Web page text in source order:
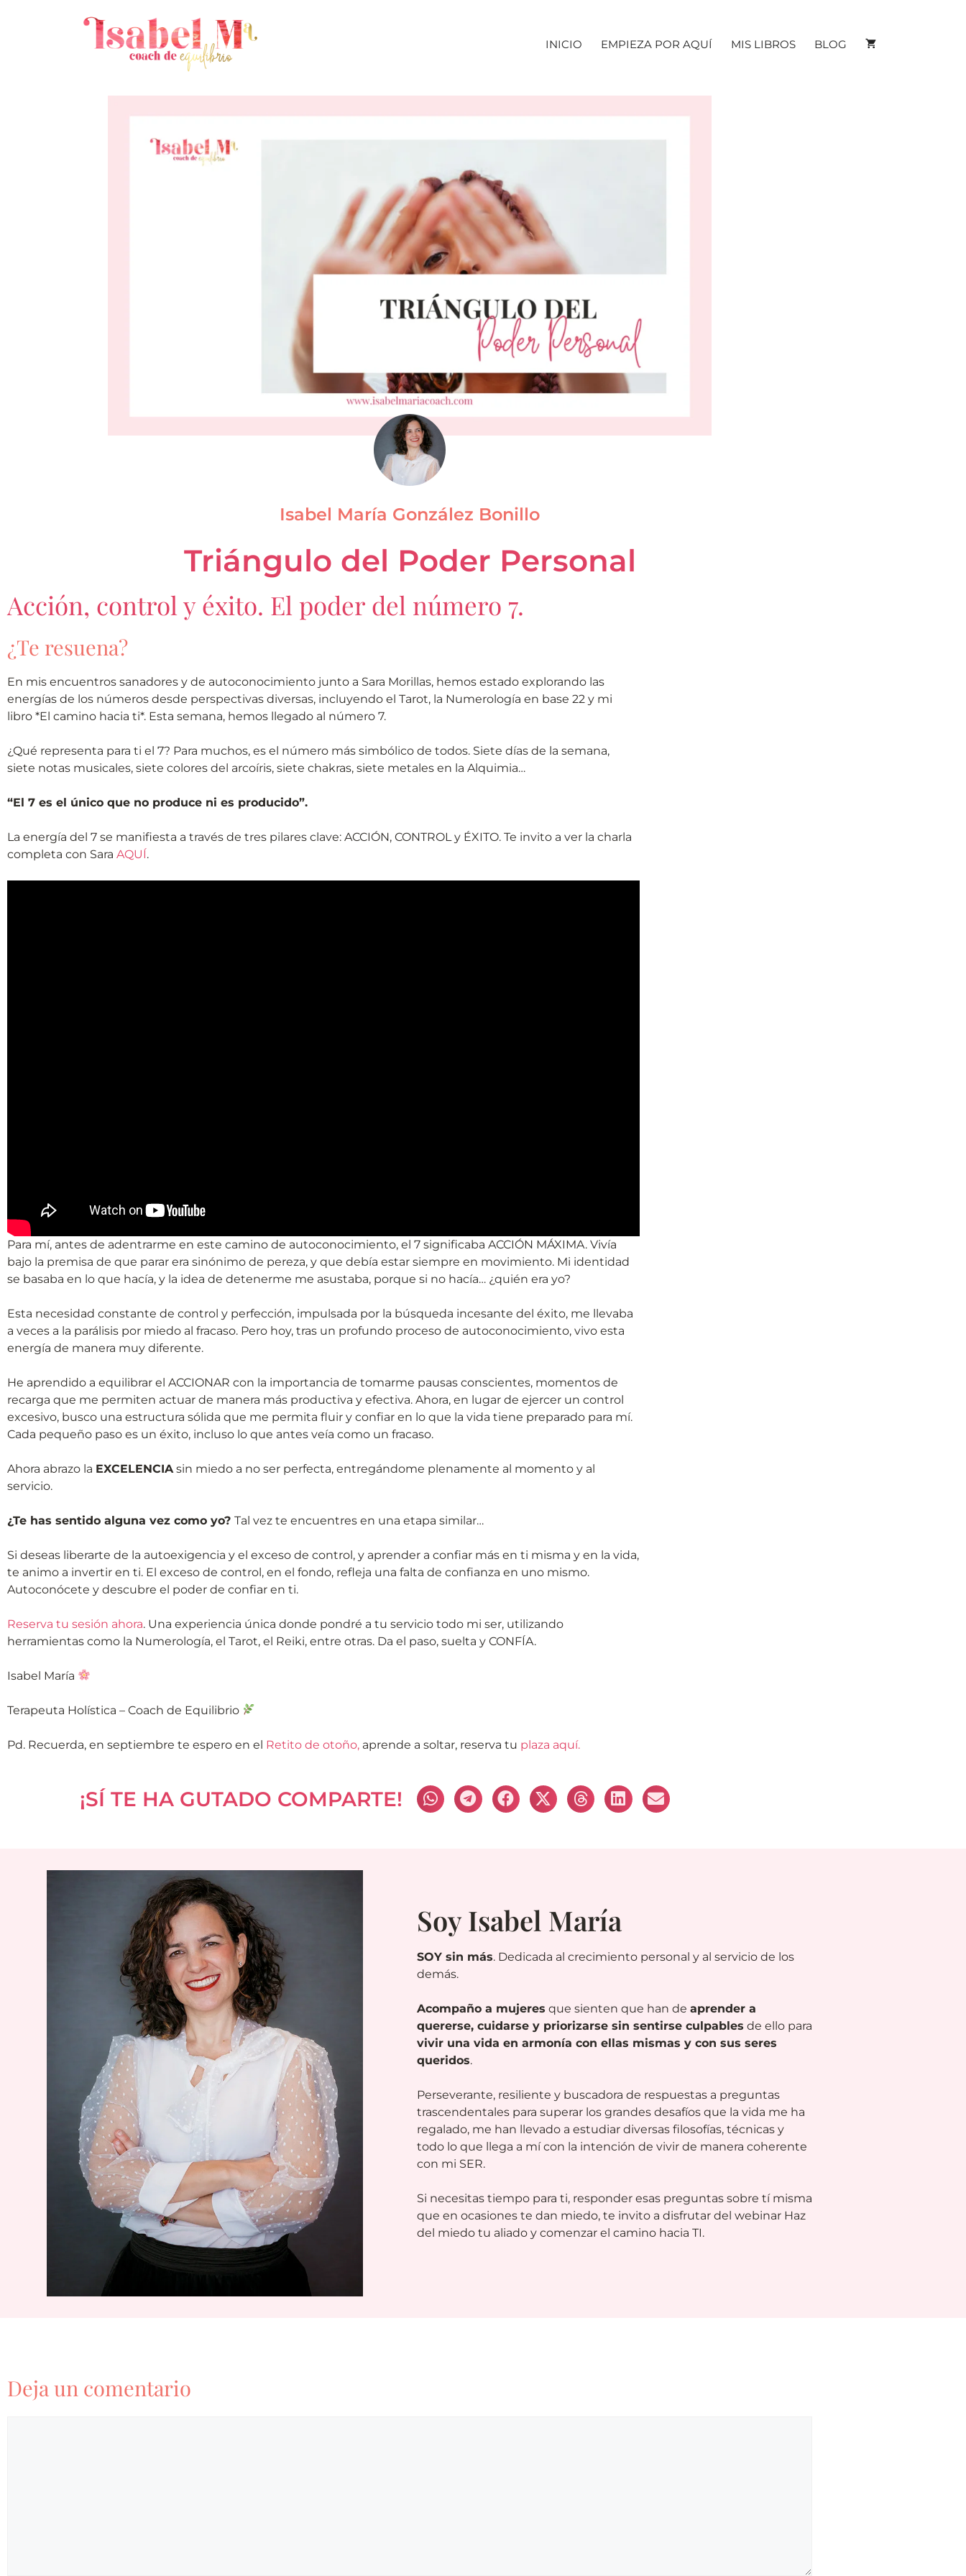
INICIO EMPIEZA POR AQUÍ MIS LIBROS BLOG
Isabel María González Bonillo
Triángulo del Poder Personal
Acción, control y éxito. El poder del número 7.
¿Te resuena?
En mis encuentros sanadores y de autoconocimiento junto a Sara Morillas, hemos estado explorando las
energías de los números desde perspectivas diversas, incluyendo el Tarot, la Numerología en base 22 y mi
libro *El camino hacia ti*. Esta semana, hemos llegado al número 7.
¿Qué representa para ti el 7? Para muchos, es el número más simbólico de todos. Siete días de la semana,
siete notas musicales, siete colores del arcoíris, siete chakras, siete metales en la Alquimia…
“El 7 es el único que no produce ni es producido”.
La energía del 7 se manifiesta a través de tres pilares clave: ACCIÓN, CONTROL y ÉXITO. Te invito a ver la charla
completa con Sara AQUÍ.
Para mí, antes de adentrarme en este camino de autoconocimiento, el 7 significaba ACCIÓN MÁXIMA. Vivía
bajo la premisa de que parar era sinónimo de pereza, y que debía estar siempre en movimiento. Mi identidad
se basaba en lo que hacía, y la idea de detenerme me asustaba, porque si no hacía… ¿quién era yo?
Esta necesidad constante de control y perfección, impulsada por la búsqueda incesante del éxito, me llevaba
a veces a la parálisis por miedo al fracaso. Pero hoy, tras un profundo proceso de autoconocimiento, vivo esta
energía de manera muy diferente.
He aprendido a equilibrar el ACCIONAR con la importancia de tomarme pausas conscientes, momentos de
recarga que me permiten actuar de manera más productiva y efectiva. Ahora, en lugar de ejercer un control
excesivo, busco una estructura sólida que me permita fluir y confiar en lo que la vida tiene preparado para mí.
Cada pequeño paso es un éxito, incluso lo que antes veía como un fracaso.
Ahora abrazo la EXCELENCIA sin miedo a no ser perfecta, entregándome plenamente al momento y al
servicio.
¿Te has sentido alguna vez como yo? Tal vez te encuentres en una etapa similar…
Si deseas liberarte de la autoexigencia y el exceso de control, y aprender a confiar más en ti misma y en la vida,
te animo a invertir en ti. El exceso de control, en el fondo, refleja una falta de confianza en uno mismo.
Autoconócete y descubre el poder de confiar en ti.
Reserva tu sesión ahora. Una experiencia única donde pondré a tu servicio todo mi ser, utilizando
herramientas como la Numerología, el Tarot, el Reiki, entre otras. Da el paso, suelta y CONFÍA.
Isabel María
Terapeuta Holística – Coach de Equilibrio
Pd. Recuerda, en septiembre te espero en el Retito de otoño, aprende a soltar, reserva tu plaza aquí.
¡SÍ TE HA GUTADO COMPARTE!
Soy Isabel María
SOY sin más. Dedicada al crecimiento personal y al servicio de los
demás.
Acompaño a mujeres que sienten que han de aprender a
quererse, cuidarse y priorizarse sin sentirse culpables de ello para
vivir una vida en armonía con ellas mismas y con sus seres
queridos.
Perseverante, resiliente y buscadora de respuestas a preguntas
trascendentales para superar los grandes desafíos que la vida me ha
regalado, me han llevado a estudiar diversas filosofías, técnicas y
todo lo que llega a mí con la intención de vivir de manera coherente
con mi SER.
Si necesitas tiempo para ti, responder esas preguntas sobre tí misma
que en ocasiones te dan miedo, te invito a disfrutar del webinar Haz
del miedo tu aliado y comenzar el camino hacia TI.
Deja un comentario